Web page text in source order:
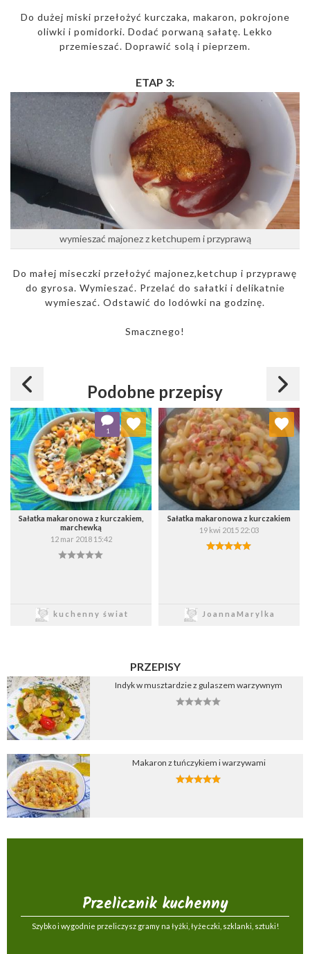
Do dużej miski przełożyć kurczaka, makaron, pokrojone
oliwki i pomidorki. Dodać porwaną sałatę. Lekko
przemieszać. Doprawić solą i pieprzem.
ETAP 3:
wymieszać majonez z ketchupem i przyprawą
Do małej miseczki przełożyć majonez,ketchup i przyprawę
do gyrosa. Wymieszać. Przelać do sałatki i delikatnie
wymieszać. Odstawić do lodówki na godzinę.
Smacznego!
Podobne przepisy
Sałatka makaronowa z kurczakiem,
marchewką
12 mar 2018 15:42
kuchenny świat
1
Dodaj do ulubionych
Wybierz listę:
Sałatka makaronowa z kurczakiem
19 kwi 2015 22:03
JoannaMarylka
Dodaj do ulubionych
Wybierz listę:
PRZEPISY
Indyk w musztardzie z gulaszem warzywnym
Makaron z tuńczykiem i warzywami
Przelicznik kuchenny
Szybko i wygodnie przeliczysz gramy na łyżki, łyżeczki, szklanki, sztuki!